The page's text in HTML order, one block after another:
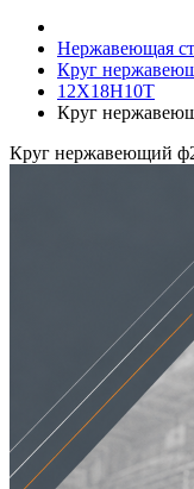
Нержавеющая
Круг
12Х18Н10Т
Круг
Круг нержавеющий